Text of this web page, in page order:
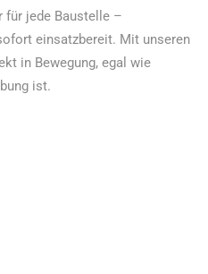
für jede Baustelle –
einsatzbereit. Mit unseren
in Bewegung, egal wie
ist.